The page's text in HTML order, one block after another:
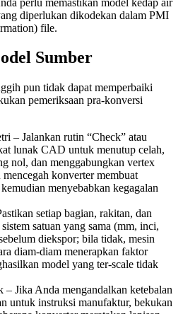
diperlukan dikodekan dalam PMI
file.
Sumber
pun tidak dapat memperbaiki
pemeriksaan pra‑konversi
– Jalankan rutin “Check” atau
lunak CAD untuk menutup celah,
nol, dan menggabungkan vertex
konverter membuat
menyebabkan kegagalan
setiap bagian, rakitan, dan
satuan yang sama (mm, inci,
diekspor; bila tidak, mesin
diam‑diam menerapkan faktor
model yang ter‑scale tidak
– Jika Anda mengandalkan ketebalan
untuk instruksi manufaktur, bekukan